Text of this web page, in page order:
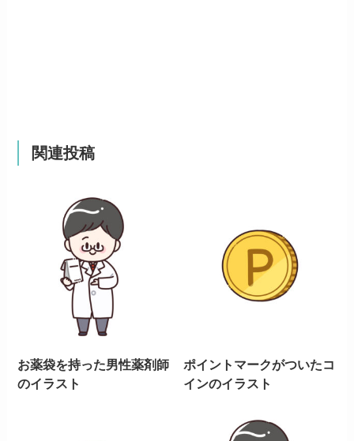
関連投稿
お薬袋を持った男性薬剤師
のイラスト
ポイントマークがついたコ
インのイラスト